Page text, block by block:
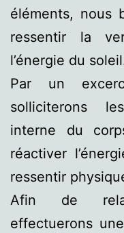
éléments, nous
ressentir la
l’énergie du
Par un
solliciterons
interne du
réactiver
ressentir
Afin de
effectuerons